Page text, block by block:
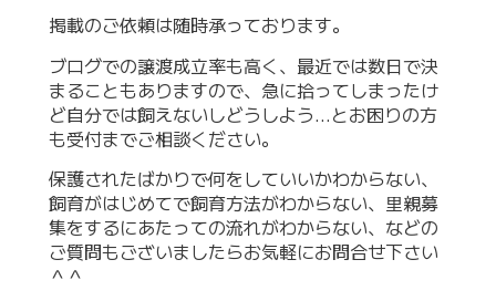
掲載のご依頼は随時承っております。
ブログでの譲渡成立率も高く、最近では数日で決
まることもありますので、急に拾ってしまったけ
ど自分では飼えないしどうしよう…とお困りの方
も受付までご相談ください。
保護されたばかりで何をしていいかわからない、
飼育がはじめてで飼育方法がわからない、里親募
集をするにあたっての流れがわからない、などの
ご質問もございましたらお気軽にお問合せ下さい
＾＾